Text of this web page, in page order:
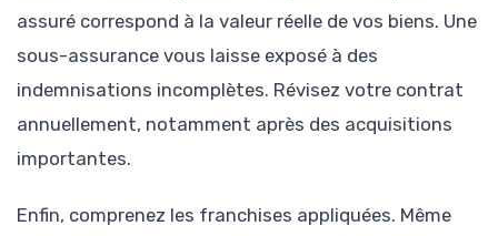
assuré correspond à la valeur réelle de vos biens. Une
sous-assurance vous laisse exposé à des
indemnisations incomplètes. Révisez votre contrat
annuellement, notamment après des acquisitions
importantes.
Enfin, comprenez les franchises appliquées. Même